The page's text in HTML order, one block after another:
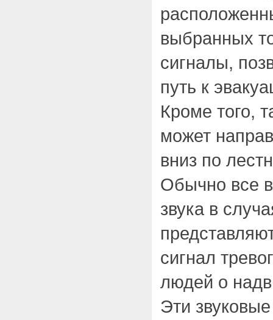
выбранных
сигналы,
путь к
Кроме того,
может
вниз по
Обычно все
звука в
сигнал
людей о
Эти